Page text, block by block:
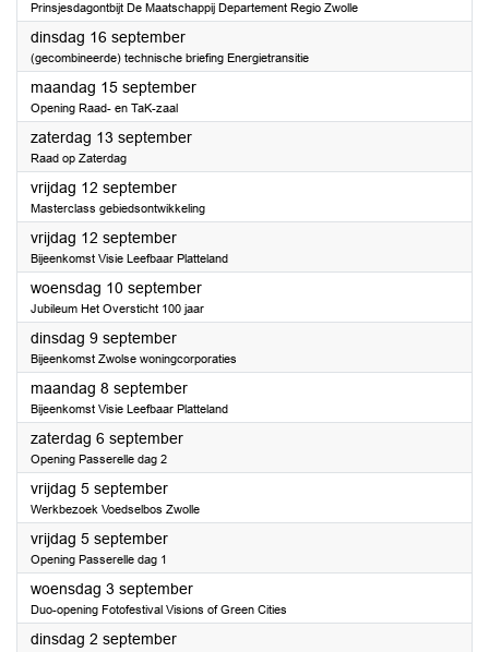
Prinsjesdagontbijt De Maatschappij Departement Regio Zwolle
dinsdag 16 september2025
(gecombineerde) technische briefing Energietransitie
maandag 15 september2025
Opening Raad- en TaK-zaal
zaterdag 13 september2025
Raad op Zaterdag
vrijdag 12 september2025
Masterclass gebiedsontwikkeling
vrijdag 12 september2025
Bijeenkomst Visie Leefbaar Platteland
woensdag 10 september2025
Jubileum Het Oversticht 100 jaar
dinsdag 9 september2025
Bijeenkomst Zwolse woningcorporaties
maandag 8 september2025
Bijeenkomst Visie Leefbaar Platteland
zaterdag 6 september2025
Opening Passerelle dag 2
vrijdag 5 september2025
Werkbezoek Voedselbos Zwolle
vrijdag 5 september2025
Opening Passerelle dag 1
woensdag 3 september2025
Duo-opening Fotofestival Visions of Green Cities
dinsdag 2 september2025